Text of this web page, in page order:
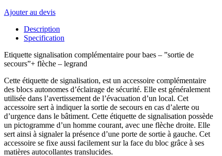
Ajouter au devis
Description
Specification
Etiquette signalisation complémentaire pour baes – ”sortie de
secours”+ flèche – legrand
Cette étiquette de signalisation, est un accessoire complémentaire
des blocs autonomes d’éclairage de sécurité. Elle est généralement
utilisée dans l’avertissement de l’évacuation d’un local. Cet
accessoire sert à indiquer la sortie de secours en cas d’alerte ou
d’urgence dans le bâtiment. Cette étiquette de signalisation possède
un pictogramme d’un homme courant, avec une flèche droite. Elle
sert ainsi à signaler la présence d’une porte de sortie à gauche. Cet
accessoire se fixe aussi facilement sur la face du bloc grâce à ses
matières autocollantes translucides.